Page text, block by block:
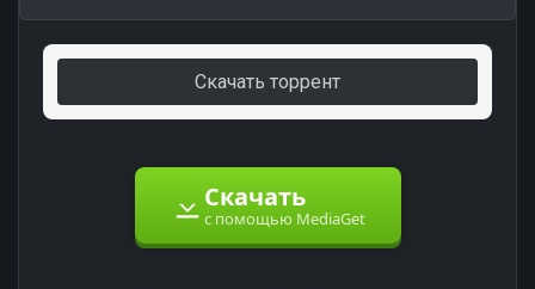
Скачать торрент
Скачать
с помощью MediaGet